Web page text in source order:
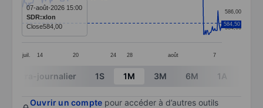
The chart has 1 X axis displaying categories.
The chart has 1 Y axis displaying values. Data
juil. 14 20 24 28 août 7
584,00
586,00
584,50
07-août-2026 15:00
SDR:xlon
Close584,00
End of interactive chart.
Intra-journalier 1S 1M 3M 6M 1A
Ouvrir un compte pour accéder à d’autres outils